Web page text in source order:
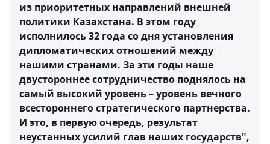
из приоритетных направлений внешней
политики Казахстана. В этом году
исполнилось 32 года со дня установления
дипломатических отношений между
нашими странами. За эти годы наше
двустороннее сотрудничество поднялось на
самый высокий уровень – уровень вечного
всестороннего стратегического партнерства.
И это, в первую очередь, результат
неустанных усилий глав наших государств",